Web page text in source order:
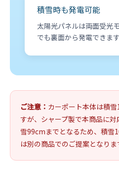
積雪時も発電可能
太陽光パネルは両面受光
でも裏面から発電できます
ご注意： カーポート本体は積
すが、シャープ製で本商品に
雪99cmまでとなるため、積雪
は別の商品でのご提案となりま